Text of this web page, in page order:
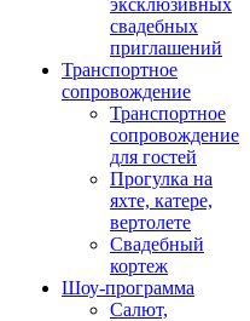
эксклюзивных
свадебных
приглашений
Транспортное
сопровождение
Транспортное
сопровождение
для гостей
Прогулка на
яхте, катере,
вертолете
Свадебный
кортеж
Шоу-программа
Салют,